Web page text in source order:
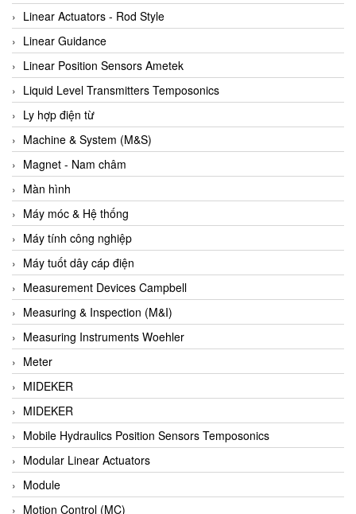
Avproglobal
Axiomtek
AZBIL
B&C Electronics
B&R
Babcok wilcox
Baelz Automatic Vietnam
Bahr Modultechnik Vietnam
Balluff
BamBo Vietnam
Barel Vietnam
Barksdale
Bartec
Basco
Baumer
Baumuller Vietnam
Baykee
BBC Bircher Smart Access
BCS ITALY
BEA SENSORS
Beacon Extender
Linear Actuators - Rod Style
Linear Guidance
Linear Position Sensors Ametek
Liquid Level Transmitters Temposonics
Ly hợp điện từ
Machine & System (M&S)
Magnet - Nam châm
Màn hình
Máy móc & Hệ thống
Máy tính công nghiệp
Máy tuốt dây cáp điện
Measurement Devices Campbell
Measuring & Inspection (M&I)
Measuring Instruments Woehler
Meter
MIDEKER
MIDEKER
Mobile Hydraulics Position Sensors Temposonics
Modular Linear Actuators
Module
Motion Control (MC)